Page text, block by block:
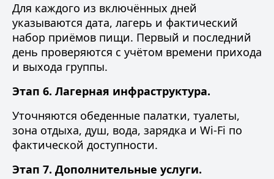
Для каждого из включённых дней
указываются дата, лагерь и фактический
набор приёмов пищи. Первый и последний
день проверяются с учётом времени прихода
и выхода группы.
Этап 6. Лагерная инфраструктура.
Уточняются обеденные палатки, туалеты,
зона отдыха, душ, вода, зарядка и Wi-Fi по
фактической доступности.
Этап 7. Дополнительные услуги.